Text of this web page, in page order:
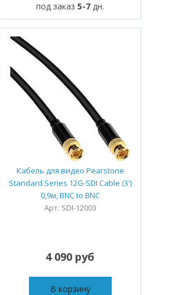
под заказ5-7 дн.
Кабель для видео Pearstone
Standard Series 12G-SDI Cable (3')
0,9м, BNC to BNC
Арт. SDI-12003
4 090 руб
В корзину